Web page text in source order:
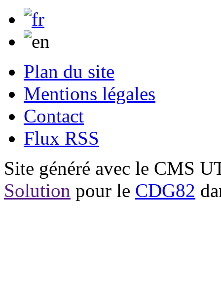
Plan du site
Mentions légales
Contact
Flux RSS
Site généré avec le CMS
Solution pour le CDG82